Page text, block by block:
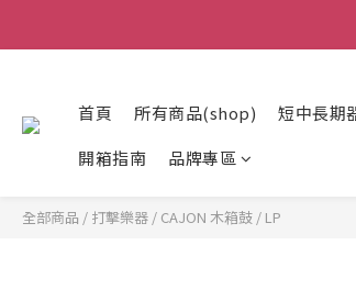
首頁 所有商品(shop) 短中長期
開箱指南
品牌專區
全部商品 / 打擊樂器 / CAJON 木箱鼓 / LP